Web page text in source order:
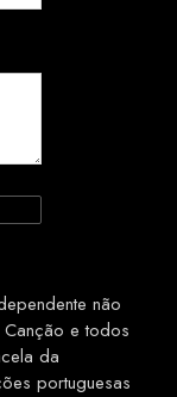
não
e todos
da
portuguesas